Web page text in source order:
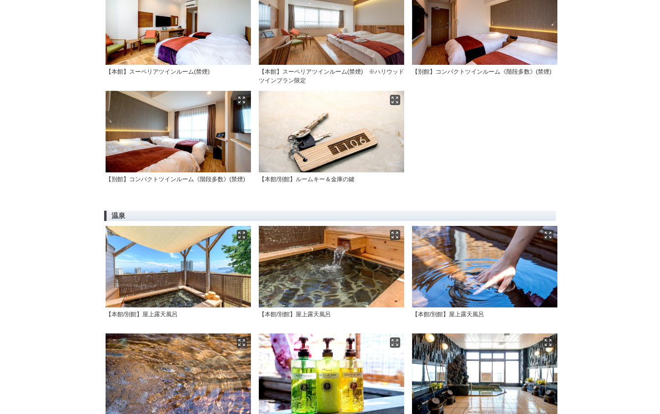
【本館】スーペリアツインルーム(禁煙)
【本館】スーペリアツインルーム(禁煙) ※ハリウッド
ツインプラン限定
【別館】コンパクトツインルーム《階段多数》(禁煙)
【別館】コンパクトツインルーム《階段多数》(禁煙) 【本館/別館】ルームキー＆金庫の鍵
温泉
【本館/別館】屋上露天風呂 【本館/別館】屋上露天風呂 【本館/別館】屋上露天風呂